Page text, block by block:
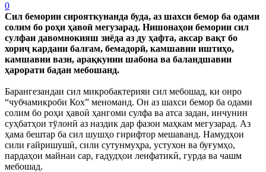
0
Сил бемории сирояткунанда буда, аз шахси бемор ба одами
солим бо роҳи ҳавоӣ мегузарад. Нишонаҳои бемории сил
сулфаи давомнокияш зиёда аз ду ҳафта, аксар вақт бо
хориҷ кардани балғам, бемадорӣ, камшавии иштиҳо,
камшавии вазн, арақкунии шабона ва баландшавии
ҳарорати бадан мебошанд.
Барангезандаи сил микробактерияи сил мебошад, ки онро
“чубчамикроби Кох” меноманд. Он аз шахси бемор ба одами
солим бо роҳи ҳавоӣ ҳангоми сулфа ва атса задан, инчунин
суҳбатҳои тӯлонӣ аз наздик дар фазои маҳкам мегузарад. Аз
ҳама бештар ба сил шушҳо гирифтор мешаванд. Намудҳои
сили ғайришушӣ, сили сутунмуҳра, устухон ва буғумҳо,
пардаҳои майнаи сар, ғадудҳои ленфатикӣ, гурда ва чашм
мебошад.